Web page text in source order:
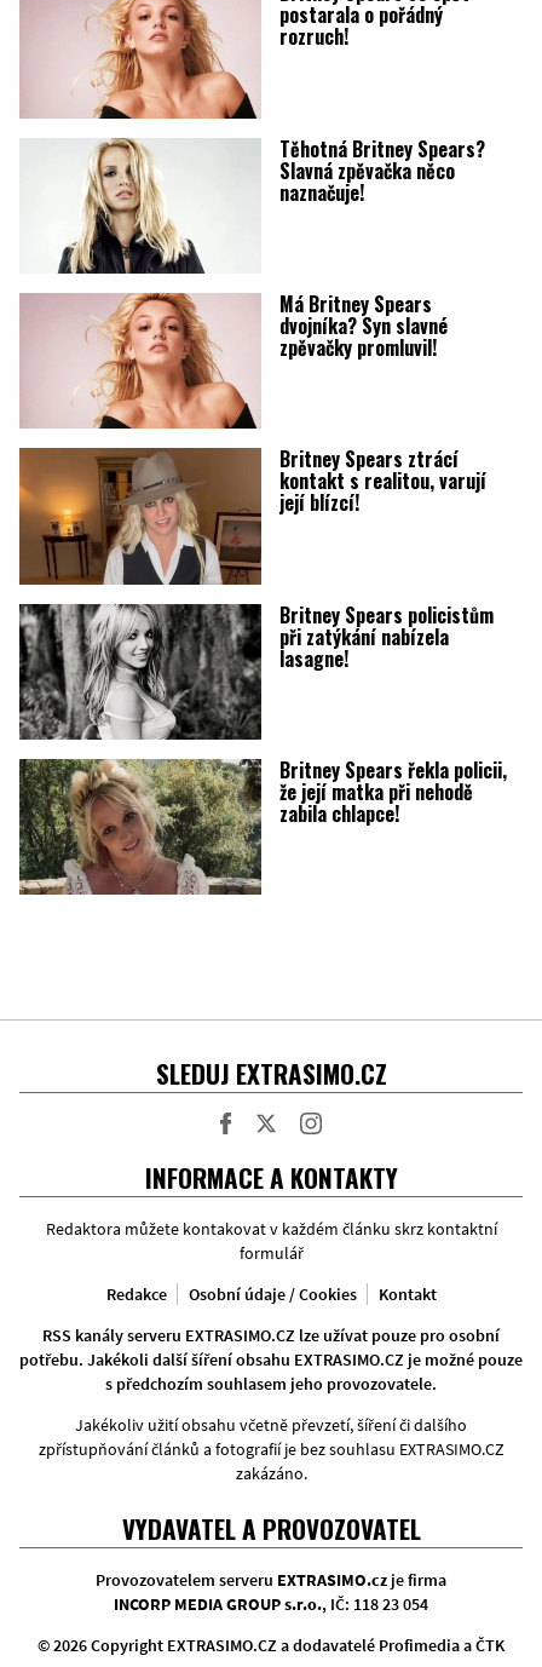
postarala o pořádný
rozruch!
Těhotná Britney Spears?
Slavná zpěvačka něco
naznačuje!
Má Britney Spears
dvojníka? Syn slavné
zpěvačky promluvil!
Britney Spears ztrácí
kontakt s realitou, varují
její blízcí!
Britney Spears policistům
při zatýkání nabízela
lasagne!
Britney Spears řekla policii,
že její matka při nehodě
zabila chlapce!
SLEDUJ EXTRASIMO.CZ
INFORMACE A KONTAKTY
Redaktora můžete kontakovat v každém článku skrz kontaktní
formulář
Redakce
Osobní údaje / Cookies
Kontakt
RSS kanály serveru EXTRASIMO.CZ lze užívat pouze pro osobní
potřebu. Jakékoli další šíření obsahu EXTRASIMO.CZ je možné pouze
s předchozím souhlasem jeho provozovatele.
Jakékoliv užití obsahu včetně převzetí, šíření či dalšího
zpřístupňování článků a fotografií je bez souhlasu EXTRASIMO.CZ
zakázáno.
VYDAVATEL A PROVOZOVATEL
Provozovatelem serveru EXTRASIMO.czje firma
INCORP MEDIA GROUP s.r.o., IČ: 118 23 054
© 2026 Copyright EXTRASIMO.CZ a dodavatelé Profimedia a ČTK